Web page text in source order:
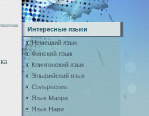
Интересные языки
Немецкий язык
Финский язык
Клингонский язык
Эльфийский язык
Сольресоль
Язык Маори
Язык Нави